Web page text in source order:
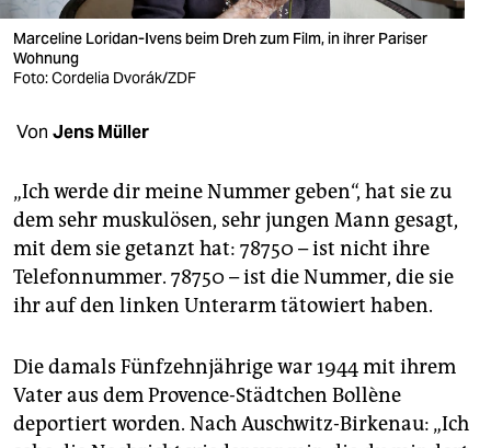
verlag
verlag
shop
fragen & hilfe
unterstützen
abo
genossenschaft
epaper login
Marceline Loridan-Ivens beim Dreh zum Film, in ihrer Pariser
Wohnung
Foto: Cordelia Dvorák/ZDF
Von Jens Müller
„Ich werde dir meine Nummer geben“, hat sie zu
dem sehr muskulösen, sehr jungen Mann gesagt,
mit dem sie getanzt hat: 78750 – ist nicht ihre
Telefonnummer. 78750 – ist die Nummer, die sie
ihr auf den linken Unterarm tätowiert haben.
Die damals Fünfzehnjährige war 1944 mit ihrem
Vater aus dem Provence-Städtchen Bollène
deportiert worden. Nach Auschwitz-Birkenau: „Ich